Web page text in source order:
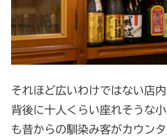
それほど広いわけではない店
背後に十人くらい座れそうな
も昔からの馴染み客がカウン